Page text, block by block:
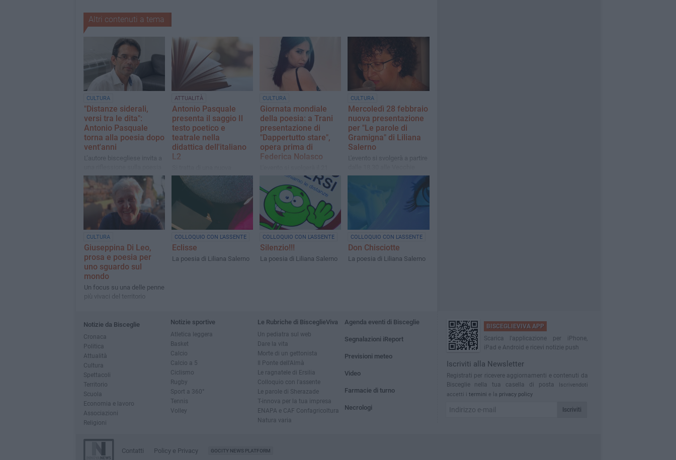
Altri contenuti a tema
CULTURA
"Distanze siderali,
versi tra le dita":
Antonio Pasquale
torna alla poesia dopo
vent'anni
L’autore biscegliese invita a
ATTUALITÀ
Antonio Pasquale
presenta il saggio Il
testo poetico e
teatrale nella
didattica dell'italiano
L2
pubblicazione di ricerca del
professor Antonio Pasquale
CULTURA
Giornata mondiale
della poesia: a Trani
presentazione di
"Dappertutto stare",
opera prima di
Federica Nolasco
marzo dalle ore 18.00 nella
Biblioteca Comunale "G.
Bovio" di Trani
CULTURA
Mercoledì 28 febbraio
nuova presentazione
per "Le parole di
Gramigna" di Liliana
Salerno
L'evento si svolgerà a partire
Segherie Mastrototaro
CULTURA
Giuseppina Di Leo,
prosa e poesia per
uno sguardo sul
mondo
Un focus su una delle penne
più vivaci del territorio
COLLOQUIO CON L'ASSENTE
Eclisse
La poesia di Liliana Salerno
COLLOQUIO CON L'ASSENTE
Silenzio!!!
La poesia di Liliana Salerno
COLLOQUIO CON L'ASSENTE
Don Chisciotte
La poesia di Liliana Salerno
Notizie da Bisceglie
Cronaca
Politica
Attualità
Cultura
Spettacoli
Territorio
Scuola
Economia e lavoro
Associazioni
Religioni
Notizie sportive
Atletica leggera
Basket
Calcio
Calcio a 5
Ciclismo
Rugby
Sport a 360°
Tennis
Volley
Le Rubriche di BisceglieViva
Un pediatra sul web
Dare la vita
Morte di un gettonista
Il Ponte dell'Almà
Le ragnatele di Ersilia
Colloquio con l'assente
Le parole di Sherazade
T-innova per la tua impresa
ENAPA e CAF Confagricoltura
Natura varia
Agenda eventi di Bisceglie
Segnalazioni iReport
Previsioni meteo
Video
Farmacie di turno
Necrologi
BISCEGLIEVIVA APP
Scarica l'applicazione per iPhone,
iPad e Android e ricevi notizie push
Iscriviti alla Newsletter
Registrati per ricevere aggiornamenti e contenuti da
Bisceglie nella tua casella di posta
Iscrivendoti
accetti i termini e la privacy policy
Iscriviti
Contatti Policy e Privacy GOCITY NEWS PLATFORM